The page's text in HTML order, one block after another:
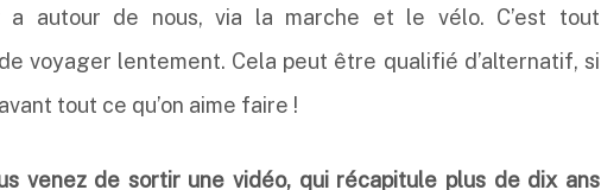
a autour de nous, via la marche et le vélo. C’est tout
voyager lentement. Cela peut être qualifié d’alternatif, si
tout ce qu’on aime faire !
venez de sortir une vidéo, qui récapitule plus de dix ans